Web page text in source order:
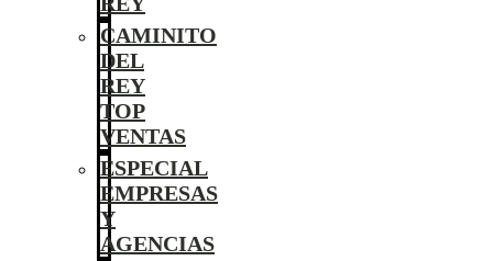
CAMINITO
DEL
REY
TOP
VENTAS
ESPECIAL
EMPRESAS
Y
AGENCIAS